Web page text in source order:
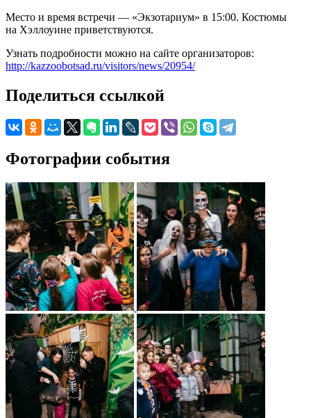
Место и время встречи — «Экзотариум» в 15:00. Костюмы
на Хэллоуине приветствуются.
Узнать подробности можно на сайте организаторов:
http://kazzoobotsad.ru/visitors/news/20954/
Поделиться ссылкой
Фотографии события